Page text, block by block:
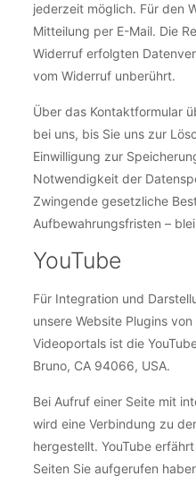
jederzeit möglich. Für den
Mitteilung per E-Mail. Die
Widerruf erfolgten
vom Widerruf unberührt.
Über das Kontaktformular
bei uns, bis Sie uns zur
Einwilligung zur
Notwendigkeit der
Zwingende gesetzliche
Aufbewahrungsfristen –
YouTube
Für Integration und
unsere Website Plugins
Videoportals ist die
Bruno, CA 94066, USA.
Bei Aufruf einer Seite mit
wird eine Verbindung zu
hergestellt. YouTube
Seiten Sie aufgerufen